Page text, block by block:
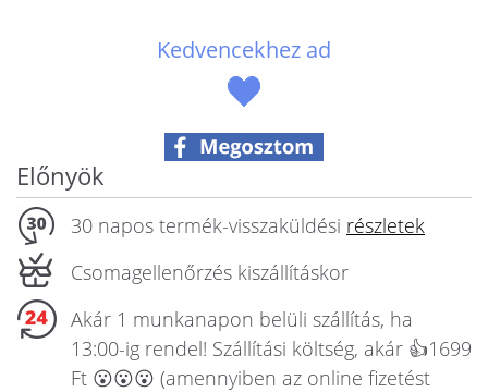
Kedvencekhez ad
Előnyök
30 napos termék-visszaküldési részletek
Csomagellenőrzés kiszállításkor
Akár 1 munkanapon belüli szállítás, ha
13:00-ig rendel! Szállítási költség, akár 👍1699
Ft 😮😮😮 (amennyiben az online fizetést